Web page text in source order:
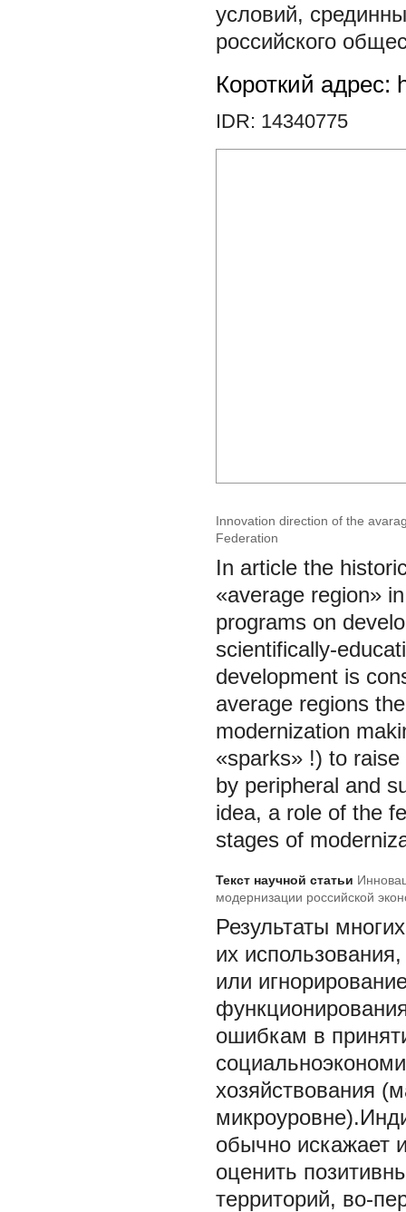
условий,
российского
Короткий адрес:
IDR: 14340775
Innovation direction of the
Federation
In article the
«average region»
programs on
scientifically-
development is
average regions
modernization
«sparks» !) to
by peripheral and
idea, a role of the
stages of
Текст научной статьи
модернизации российской
Результаты
их
или
ошибкам в
хозяйствования
обычно искажает
оценить
территорий, во-